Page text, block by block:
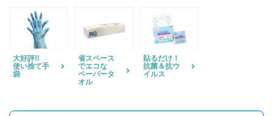
大好評!!
使い捨て手
袋
省スペース
でエコな
ペーパータ
オル
貼るだけ！
抗菌＆抗ウ
イルス